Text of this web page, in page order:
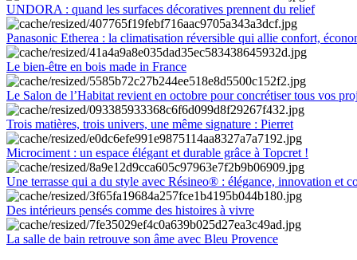
UNDORA : quand les surfaces décoratives prennent du relief
Panasonic Etherea : la climatisation réversible qui allie confort,
Le bien-être en bois made in France
Le Salon de l’Habitat revient en octobre pour concrétiser tous vos
Trois matières, trois univers, une même signature : Pierret
Microciment : un espace élégant et durable grâce à Topcret !
Une terrasse qui a du style avec Résineo® : élégance, innovation et
Des intérieurs pensés comme des histoires à vivre
La salle de bain retrouve son âme avec Bleu Provence